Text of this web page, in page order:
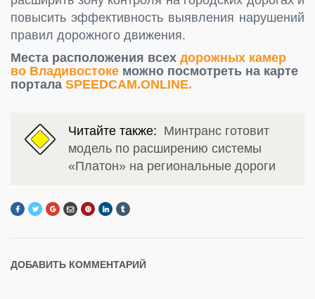
повысить эффективность выявления нарушений
правил дорожного движения.
Места расположения всех дорожных камер
во Владивостоке можно посмотреть на карте
портала SPEEDCAM.ONLINE.
Читайте также: Минтранс готовит
модель по расширению системы
«Платон» на региональные дороги
ДОБАВИТЬ КОММЕНТАРИЙ